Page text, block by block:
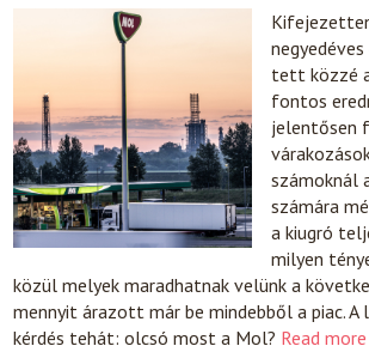
tett közzé
fontos
jelentősen
számoknál
számára
a kiugró
milyen
közül melyek maradhatnak velünk a
mennyit árazott már be mindebből a piac.
kérdés tehát: olcsó most a Mol? Read